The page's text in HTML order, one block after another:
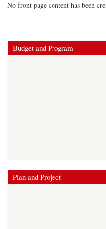
No front page content has been
Budget and Program
Plan and Project